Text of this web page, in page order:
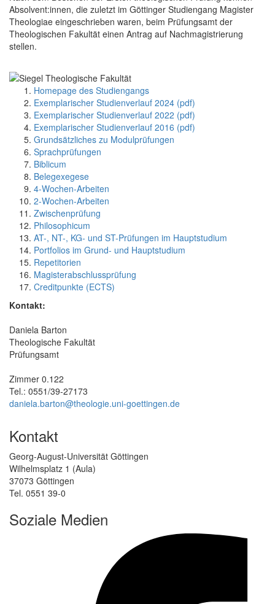
Absolvent:innen, die zuletzt im Göttinger Studiengang Magister
Theologiae eingeschrieben waren, beim Prüfungsamt der
Theologischen Fakultät einen Antrag auf Nachmagistrierung
stellen.
Homepage des Studiengangs
Exemplarischer Studienverlauf 2024 (pdf)
Exemplarischer Studienverlauf 2022 (pdf)
Exemplarischer Studienverlauf 2016 (pdf)
Grundsätzliches zu Modulprüfungen
Sprachprüfungen
Biblicum
Belegexegese
4-Wochen-Arbeiten
2-Wochen-Arbeiten
Zwischenprüfung
Philosophicum
AT-, NT-, KG- und ST-Prüfungen im Hauptstudium
Portfolios im Grund- und Hauptstudium
Repetitorien
Magisterabschlussprüfung
Creditpunkte (ECTS)
Kontakt:
Daniela Barton
Theologische Fakultät
Prüfungsamt
Zimmer 0.122
Tel.: 0551/39-27173
daniela.barton@theologie.uni-goettingen.de
Kontakt
Georg-August-Universität Göttingen
Wilhelmsplatz 1 (Aula)
37073 Göttingen
Tel. 0551 39-0
Soziale Medien